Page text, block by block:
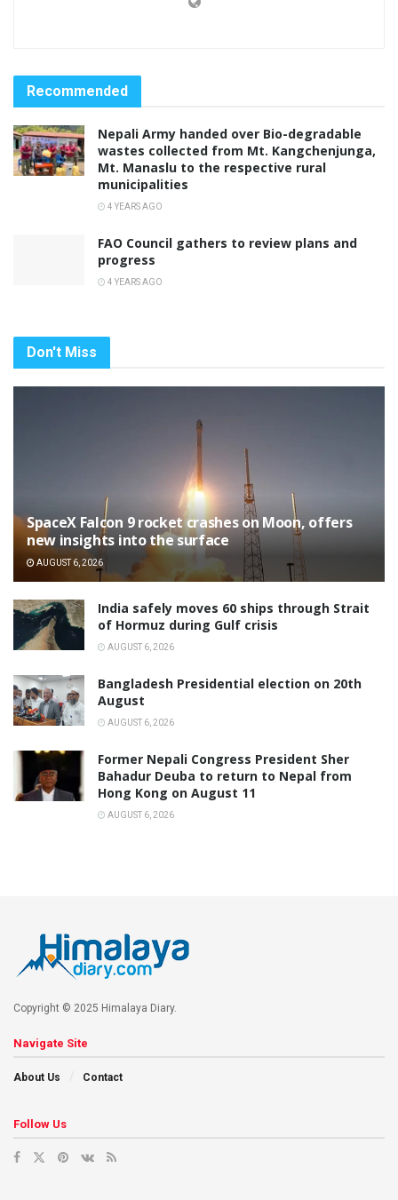
Recommended
Nepali Army handed over Bio-degradable
wastes collected from Mt. Kangchenjunga,
Mt. Manaslu to the respective rural
municipalities
4 YEARS AGO
FAO Council gathers to review plans and
progress
4 YEARS AGO
Don't Miss
SpaceX Falcon 9 rocket crashes on Moon, offers
new insights into the surface
AUGUST 6, 2026
India safely moves 60 ships through Strait
of Hormuz during Gulf crisis
AUGUST 6, 2026
Bangladesh Presidential election on 20th
August
AUGUST 6, 2026
Former Nepali Congress President Sher
Bahadur Deuba to return to Nepal from
Hong Kong on August 11
AUGUST 6, 2026
Copyright © 2025 Himalaya Diary.
Navigate Site
About Us Contact
Follow Us